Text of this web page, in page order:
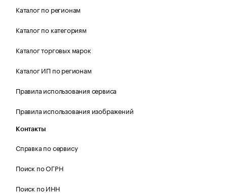
Каталог по регионам
Каталог по категориям
Каталог торговых марок
Каталог ИП по регионам
Правила использования сервиса
Правила использования изображений
Контакты
Справка по сервису
Поиск по ОГРН
Поиск по ИНН